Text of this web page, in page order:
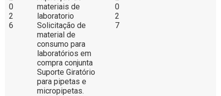
0
2
6
materiais de
laboratorio
Solicitação de
material de
consumo para
laboratórios em
compra conjunta
Suporte Giratório
para pipetas e
micropipetas.
0
2
7